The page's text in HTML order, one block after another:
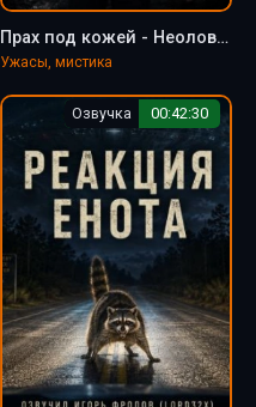
Прах под кожей - Неолова Алеся
Ужасы, мистика
Озвучка 00:42:30